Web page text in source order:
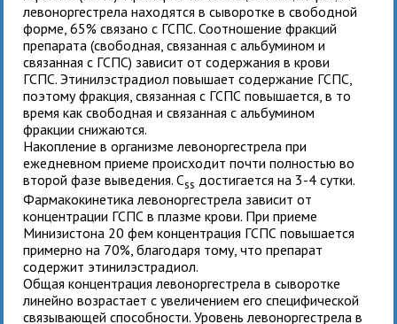
левоноргестрела находятся в сыворотке в свободной
форме, 65% связано с ГСПС. Соотношение фракций
препарата (свободная, связанная с альбумином и
связанная с ГСПС) зависит от содержания в крови
ГСПС. Этинилэстрадиол повышает содержание ГСПС,
поэтому фракция, связанная с ГСПС повышается, в то
время как свободная и связанная с альбумином
фракции снижаются.
Накопление в организме левоноргестрела при
ежедневном приеме происходит почти полностью во
второй фазе выведения. Css достигается на 3-4 сутки.
Фармакокинетика левоноргестрела зависит от
концентрации ГСПС в плазме крови. При приеме
Минизистона 20 фем концентрация ГСПС повышается
примерно на 70%, благодаря тому, что препарат
содержит этинилэстрадиол.
Общая концентрация левоноргестрела в сыворотке
линейно возрастает с увеличением его специфической
связывающей способности. Уровень левоноргестрела в